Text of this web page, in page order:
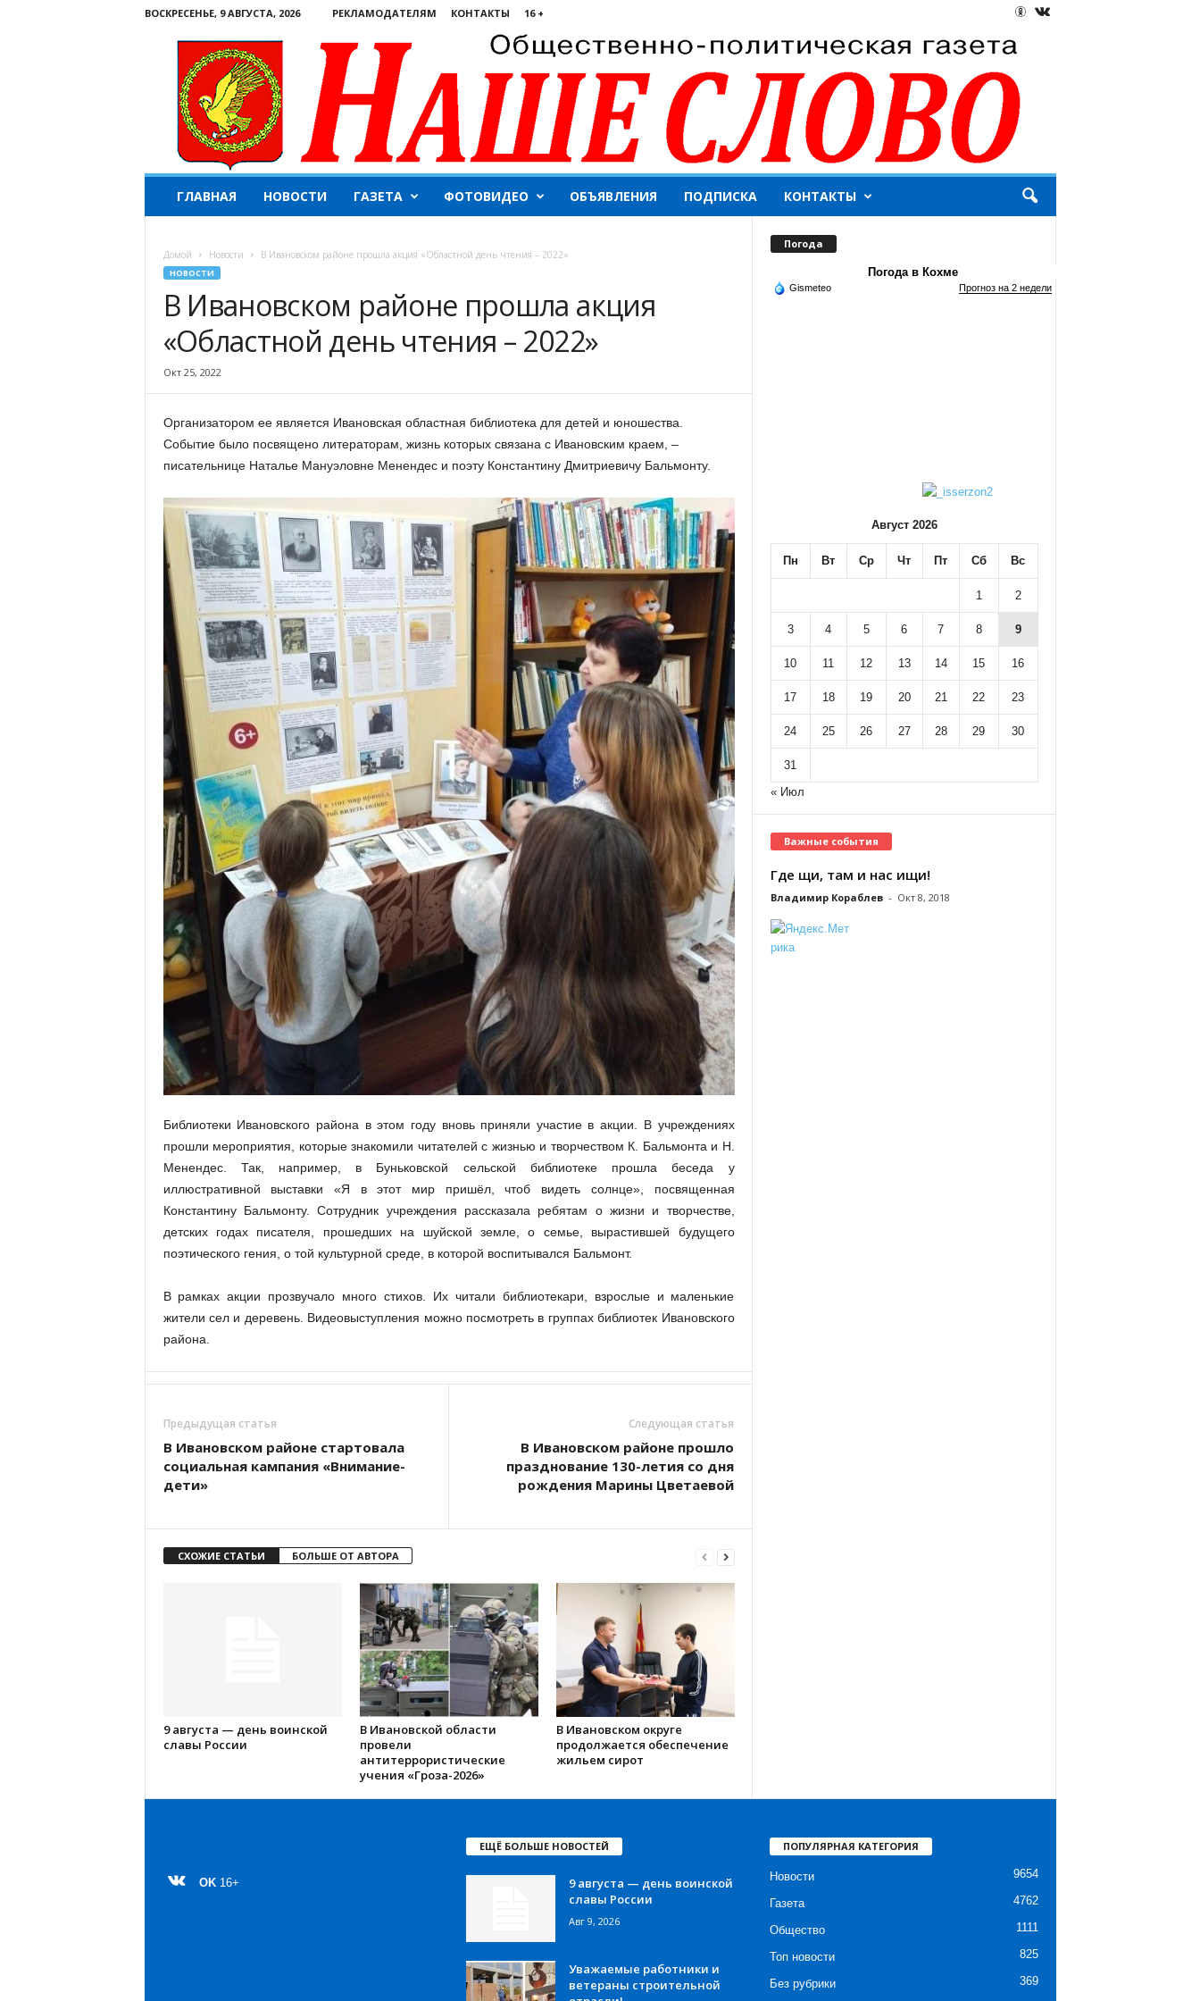
ВОСКРЕСЕНЬЕ, 9 АВГУСТА, 2026 РЕКЛАМОДАТЕЛЯМ КОНТАКТЫ 16 +
ш
ГЛАВНАЯ НОВОСТИ ГАЗЕТА ФОТОВИДЕО ОБЪЯВЛЕНИЯ ПОДПИСКА КОНТАКТЫ
Домой Новости В Ивановском районе прошла акция «Областной день чтения – 2022»
НОВОСТИ
В Ивановском районе прошла акция
«Областной день чтения – 2022»
Окт 25, 2022
Организатором ее является Ивановская областная библиотека для детей и юношества.
Событие было посвящено литераторам, жизнь которых связана с Ивановским краем, –
писательнице Наталье Мануэловне Менендес и поэту Константину Дмитриевичу Бальмонту.
Библиотеки Ивановского района в этом году вновь приняли участие в акции. В учреждениях
прошли мероприятия, которые знакомили читателей с жизнью и творчеством К. Бальмонта и Н.
Менендес. Так, например, в Буньковской сельской библиотеке прошла беседа у
иллюстративной выставки «Я в этот мир пришёл, чтоб видеть солнце», посвященная
Константину Бальмонту. Сотрудник учреждения рассказала ребятам о жизни и творчестве,
детских годах писателя, прошедших на шуйской земле, о семье, вырастившей будущего
поэтического гения, о той культурной среде, в которой воспитывался Бальмонт.
В рамках акции прозвучало много стихов. Их читали библиотекари, взрослые и маленькие
жители сел и деревень. Видеовыступления можно посмотреть в группах библиотек Ивановского
района.
Предыдущая статья
В Ивановском районе стартовала
социальная кампания «Внимание-
дети»
Следующая статья
В Ивановском районе прошло
празднование 130-летия со дня
рождения Марины Цветаевой
СХОЖИЕ СТАТЬИ БОЛЬШЕ ОТ АВТОРА
9 августа — день воинской
славы России
В Ивановской области
провели
антитеррористические
учения «Гроза-2026»
В Ивановском округе
продолжается обеспечение
жильем сирот
Погода
Погода в Кохме
Gismeteo Прогноз на 2 недели
Август 2026
Пн Вт Ср Чт Пт Сб Вс
1 2
3 4 5 6 7 8 9
10 11 12 13 14 15 16
17 18 19 20 21 22 23
24 25 26 27 28 29 30
31
« Июл
Важные события
Где щи, там и нас ищи!
Владимир Кораблев - Окт 8, 2018
OK 16+
ЕЩЁ БОЛЬШЕ НОВОСТЕЙ
9 августа — день воинской
славы России
Авг 9, 2026
Уважаемые работники и
ветераны строительной
ПОПУЛЯРНАЯ КАТЕГОРИЯ
Новости 9654
Газета 4762
Общество 1111
Топ новости 825
Без рубрики
369